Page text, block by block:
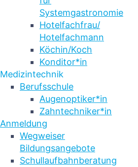
Systemgastronomie
Hotelfachfrau/
Hotelfachmann
Köchin/Koch
Konditor*in
Medizintechnik
Berufsschule
Augenoptiker*in
Zahntechniker*in
Anmeldung
Wegweiser
Bildungsangebote
Schullaufbahnberatung